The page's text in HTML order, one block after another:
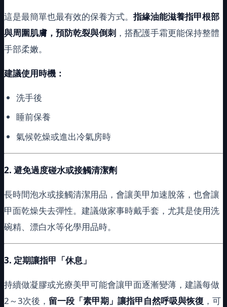
這是最簡單也最有效的保養方式。 指緣油能滋養指甲根部
與周圍肌膚，預防乾裂與倒刺 ，搭配護手霜更能保持整體
手部柔嫩。
建議使用時機：
洗手後
睡前保養
氣候乾燥或進出冷氣房時
2. 避免過度碰水或接觸清潔劑
長時間泡水或接觸清潔用品，會讓美甲加速脫落，也會讓
甲面乾燥失去彈性。建議做家事時戴手套，尤其是使用洗
碗精、漂白水等化學用品時。
3. 定期讓指甲「休息」
持續做凝膠或光療美甲可能會讓甲面逐漸變薄，建議每做
2～3次後， 留一段「素甲期」讓指甲自然呼吸與恢復 ，可